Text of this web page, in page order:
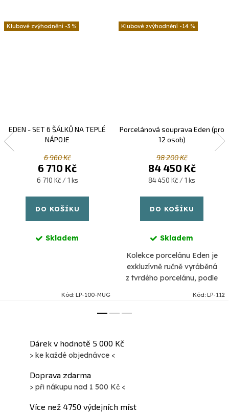
-3 %
EDEN - SET 6 ŠÁLKŮ NA TEPLÉ
NÁPOJE
6 960 Kč
6 710 Kč
Měrná
6 710 Kč / 1 ks
DO KOŠÍKU
Skladem
Kód: LP-100-MUG
-14 %
Porcelánová souprava Eden (pro
12 osob)
98 200 Kč
84 450 Kč
Měrná
84 450 Kč / 1 ks
DO KOŠÍKU
Skladem
Kolekce porcelánu Eden je
exkluzívně ručně vyráběná
z tvrdého porcelánu, podle
estetického cítění a ztělesňuje...
Kód: LP-112
Dárek v hodnotě 5 000 Kč
> ke každé objednávce <
Doprava zdarma
> při nákupu nad 1 500 Kč <
Více než 4750 výdejních míst